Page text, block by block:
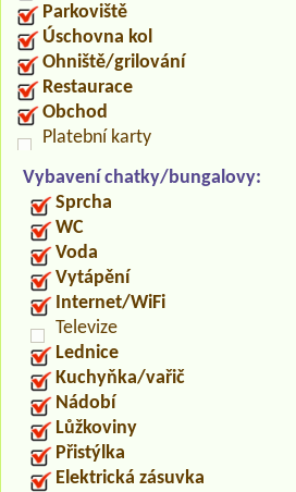
Parkoviště
Úschovna kol
Ohniště/grilování
Restaurace
Obchod
Platební karty
Vybavení chatky/bungalovy:
Sprcha
WC
Voda
Vytápění
Internet/WiFi
Televize
Lednice
Kuchyňka/vařič
Nádobí
Lůžkoviny
Přistýlka
Elektrická zásuvka